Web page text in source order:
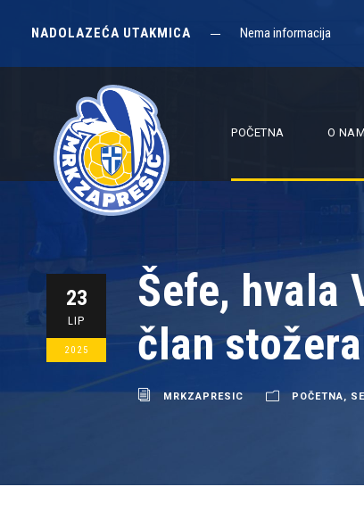
NADOLAZEĆA UTAKMICA Nema informacija
POČETNA O
23
LIP
2025
Šefe, hvala
član
MRKZAPRESIC POČETNA,